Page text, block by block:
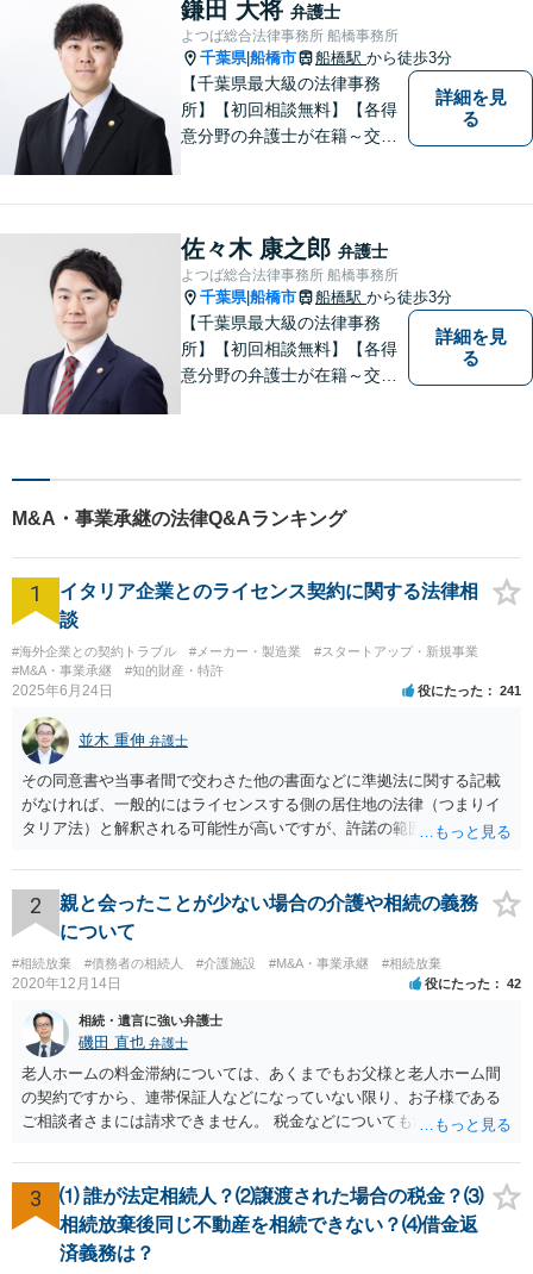
をご提案いたします。 どんな
ことでもお気軽にご相談くだ
さい。
鎌田 大将 弁護士
よつば総合法律事務所 船橋事務所
千葉県|船橋市 船橋駅 から徒歩3分
【千葉県最大級の法律事務
所】【初回相談無料】【各得
意分野の弁護士が在籍～交通
詳細を見
る
佐々木 康之郎 弁護士
よつば総合法律事務所 船橋事務所
千葉県|船橋市 船橋駅 から徒歩3分
【千葉県最大級の法律事務
所】【初回相談無料】【各得
意分野の弁護士が在籍～交通
詳細を見
る
M&A・事業承継の法律Q&Aランキング
1
イタリア企業とのライセンス契約に関する法律相
談
#海外企業との契約トラブル #メーカー・製造業
#スタートアップ・新規事業
#M&A・事業承継
#知的財産・特許
2025年6月24日 役にたった 241
並木 重伸 弁護士
その同意書や当事者間で交わさた他の書面などに準拠法に関する記載
がなければ、一般的にはライセンスする側の居住地の法律（つまりイ
タリア法）と解釈される可能性が高いですが、許諾の範囲が日本国内
あります。 なお、仮に日本法になるとしても、新しい会社との間で契
約が有効かどうかは、ライセンスされた権利の種類（著作権、商標
権、特許権など）や契約の時期などを見て判断する必要があります。
いずれにせよ具体的事情が分からないと確定的な回答は難しいと思わ
れますので、弁護士に直接相談されることをお勧めします。
2
親と会ったことが少ない場合の介護や相続の義務
について
#相続放棄 #債務者の相続人 #介護施設 #M&A・事業承継 #相続放棄
2020年12月14日 役にたった 42
相続・遺言に強い弁護士
磯田 直也 弁護士
老人ホームの料金滞納については、あくまでもお父様と老人ホーム間
の契約ですから、連帯保証人などになっていない限り、お子様である
ご相談者さまには請求できません。 税金などについても滞納している
護受給の際に扶養できないかという連絡が役所から来ますが、できな
い旨回答すればそれまでです。 相続が開始した場合については先述の
通りです。 民法上の扶養義務はご相談者さまがお考えのほど強いもの
ではありません。 あくまでも、余力の範囲で認められるものです。 親
の介護は子供がみるという民法の条文はありません。 また、親に対す
3
⑴ 誰が法定相続人？⑵譲渡された場合の税金？⑶
相続放棄後同じ不動産を相続できない？⑷借金返
済義務は？